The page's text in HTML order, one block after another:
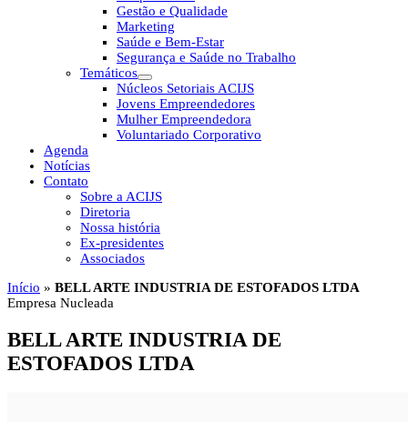
Gestão e Qualidade
Marketing
Saúde e Bem-Estar
Segurança e Saúde no Trabalho
Temáticos
Núcleos Setoriais ACIJS
Jovens Empreendedores
Mulher Empreendedora
Voluntariado Corporativo
Agenda
Notícias
Contato
Sobre a ACIJS
Diretoria
Nossa história
Ex-presidentes
Associados
Início » BELL ARTE INDUSTRIA DE ESTOFADOS LTDA
Empresa Nucleada
BELL ARTE INDUSTRIA DE
ESTOFADOS LTDA